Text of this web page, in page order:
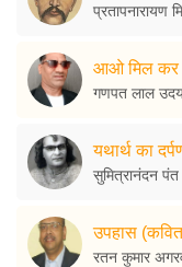
प्रतापनारायण
आओ मिल कर
गणपत लाल
यथार्थ का
सुमित्रानंदन पंत
उपहास
रतन कुमार